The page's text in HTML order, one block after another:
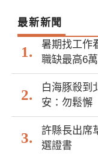
最新新聞
暑期找工作
職缺最高6
白海豚殺
安：勿鬆懈
許縣長出席
選證書